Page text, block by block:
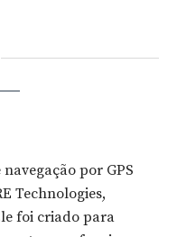
por GPS
Technologies,
foi criado para